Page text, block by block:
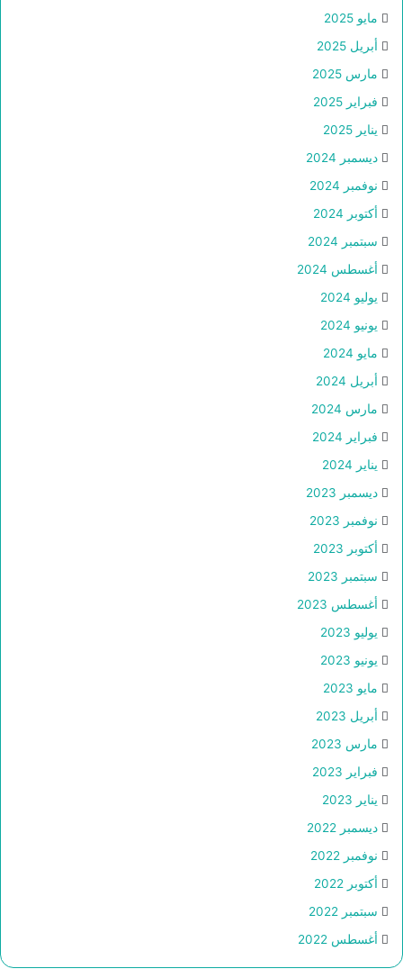
مايو 2025
أبريل 2025
مارس 2025
فبراير 2025
يناير 2025
ديسمبر 2024
نوفمبر 2024
أكتوبر 2024
سبتمبر 2024
أغسطس 2024
يوليو 2024
يونيو 2024
مايو 2024
أبريل 2024
مارس 2024
فبراير 2024
يناير 2024
ديسمبر 2023
نوفمبر 2023
أكتوبر 2023
سبتمبر 2023
أغسطس 2023
يوليو 2023
يونيو 2023
مايو 2023
أبريل 2023
مارس 2023
فبراير 2023
يناير 2023
ديسمبر 2022
نوفمبر 2022
أكتوبر 2022
سبتمبر 2022
أغسطس 2022